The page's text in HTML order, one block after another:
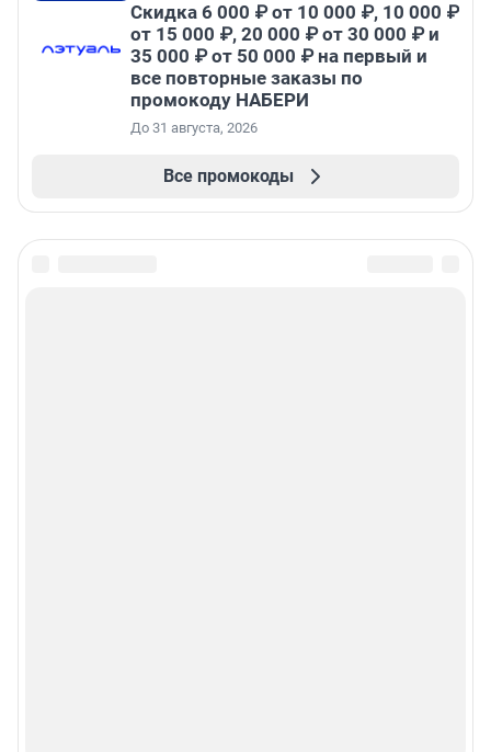
Скидка 6 000 ₽ от 10 000 ₽, 10 000 ₽
от 15 000 ₽, 20 000 ₽ от 30 000 ₽ и
35 000 ₽ от 50 000 ₽ на первый и
все повторные заказы по
промокоду НАБЕРИ
До 31 августа, 2026
Все промокоды